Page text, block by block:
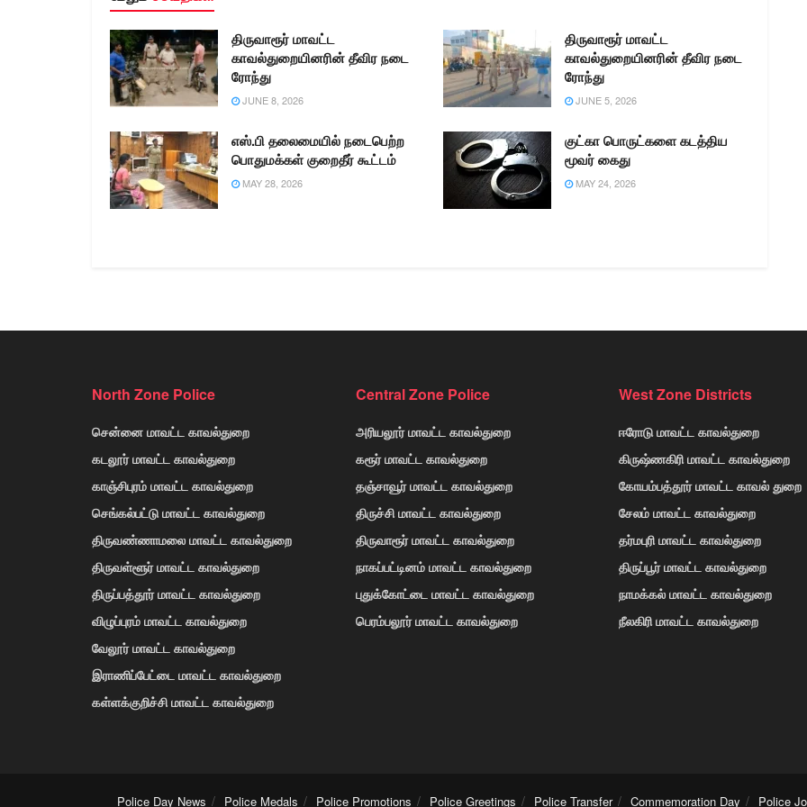
திருவாரூர் மாவட்ட
காவல்துறையினரின் தீவிர நடை
ரோந்து
JUNE 8, 2026
திருவாரூர் மாவட்ட
காவல்துறையினரின் தீவிர நடை
ரோந்து
JUNE 5, 2026
எஸ்.பி தலைமையில் நடைபெற்ற
பொதுமக்கள் குறைதீர் கூட்டம்
MAY 28, 2026
குட்கா பொருட்களை கடத்திய
மூவர் கைது
MAY 24, 2026
North Zone Police
சென்னை மாவட்ட காவல்துறை
கடலூர் மாவட்ட காவல்துறை
காஞ்சிபுரம் மாவட்ட காவல்துறை
செங்கல்பட்டு மாவட்ட காவல்துறை
திருவண்ணாமலை மாவட்ட காவல்துறை
திருவள்ளூர் மாவட்ட காவல்துறை
திருப்பத்தூர் மாவட்ட காவல்துறை
விழுப்புரம் மாவட்ட காவல்துறை
வேலூர் மாவட்ட காவல்துறை
இராணிப்பேட்டை மாவட்ட காவல்துறை
கள்ளக்குறிச்சி மாவட்ட காவல்துறை
Central Zone Police
அரியலூர் மாவட்ட காவல்துறை
கரூர் மாவட்ட காவல்துறை
தஞ்சாவூர் மாவட்ட காவல்துறை
திருச்சி மாவட்ட காவல்துறை
திருவாரூர் மாவட்ட காவல்துறை
நாகப்பட்டினம் மாவட்ட காவல்துறை
புதுக்கோட்டை மாவட்ட காவல்துறை
பெரம்பலூர் மாவட்ட காவல்துறை
West Zone Districts
ஈரோடு மாவட்ட காவல்துறை
கிருஷ்ணகிரி மாவட்ட காவல்துறை
கோயம்பத்தூர் மாவட்ட காவல் துறை
சேலம் மாவட்ட காவல்துறை
தர்மபுரி மாவட்ட காவல்துறை
திருப்பூர் மாவட்ட காவல்துறை
நாமக்கல் மாவட்ட காவல்துறை
நீலகிரி மாவட்ட காவல்துறை
Police Day News Police Medals Police Promotions Police Greetings Police Transfer Commemoration Day Police